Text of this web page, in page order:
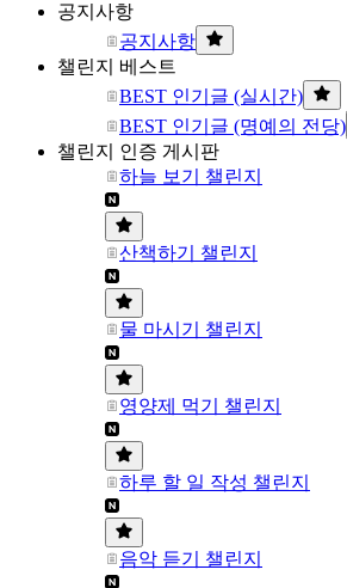
공지사항
공지사항
챌린지 베스트
BEST 인기글 (실시간)
BEST 인기글 (명예의 전당)
챌린지 인증 게시판
하늘 보기 챌린지
산책하기 챌린지
물 마시기 챌린지
영양제 먹기 챌린지
하루 할 일 작성 챌린지
음악 듣기 챌린지